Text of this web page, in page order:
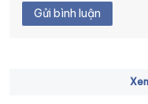
Gửi bình luận